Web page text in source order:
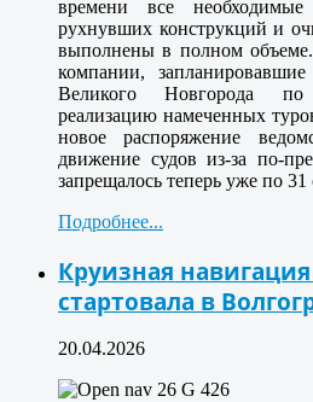
времени все
рухнувших конструкций и
выполнены в полном
компании,
Великого Новгорода по
реализацию намеченных
новое распоряжение
движение судов из-за по-
запрещалось теперь уже по 31
Подробнее...
Круизная навигация
стартовала в
20.04.2026